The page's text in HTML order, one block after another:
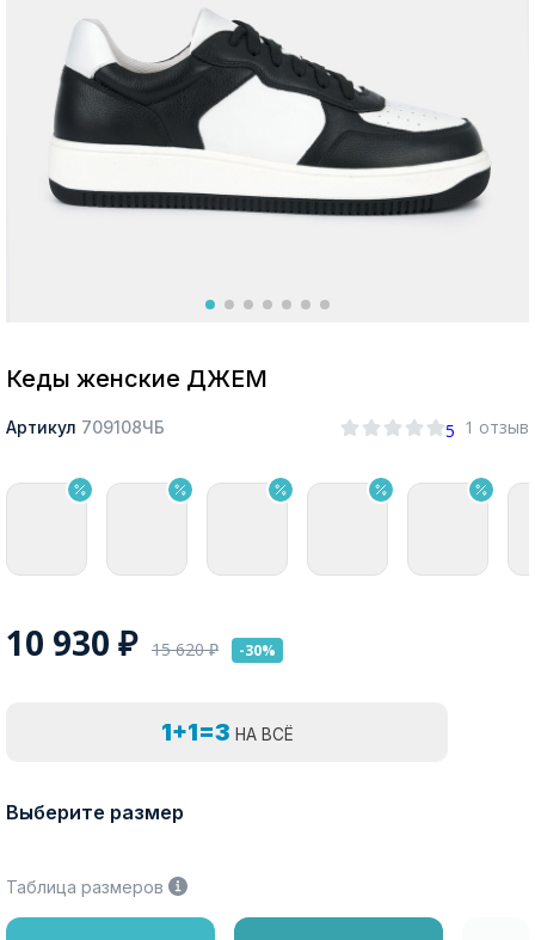
Изменить город
Кеды женские ДЖЕМ
Артикул 709108ЧБ 5 1 отзыв
10 930 ₽ 15 620₽ -30%
1+1=3 НА ВСЁ
Выберите размер
Таблица размеров